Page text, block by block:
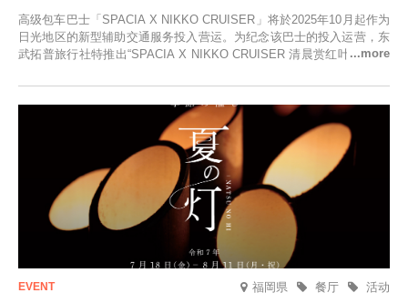
高级包车巴士「SPACIA X NIKKO CRUISER」将於2025年10月起作为
日光地区的新型辅助交通服务投入营运。为纪念该巴士的投入运营，东
武拓普旅行社特推出“SPACIA X NIKKO CRUISER 清晨赏红叶之旅”，
福岡県 活动
餐厅